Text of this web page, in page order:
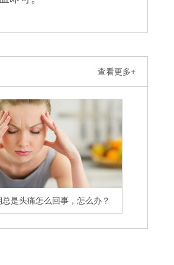
查看更多+
总是头痛怎么回事，怎么办？